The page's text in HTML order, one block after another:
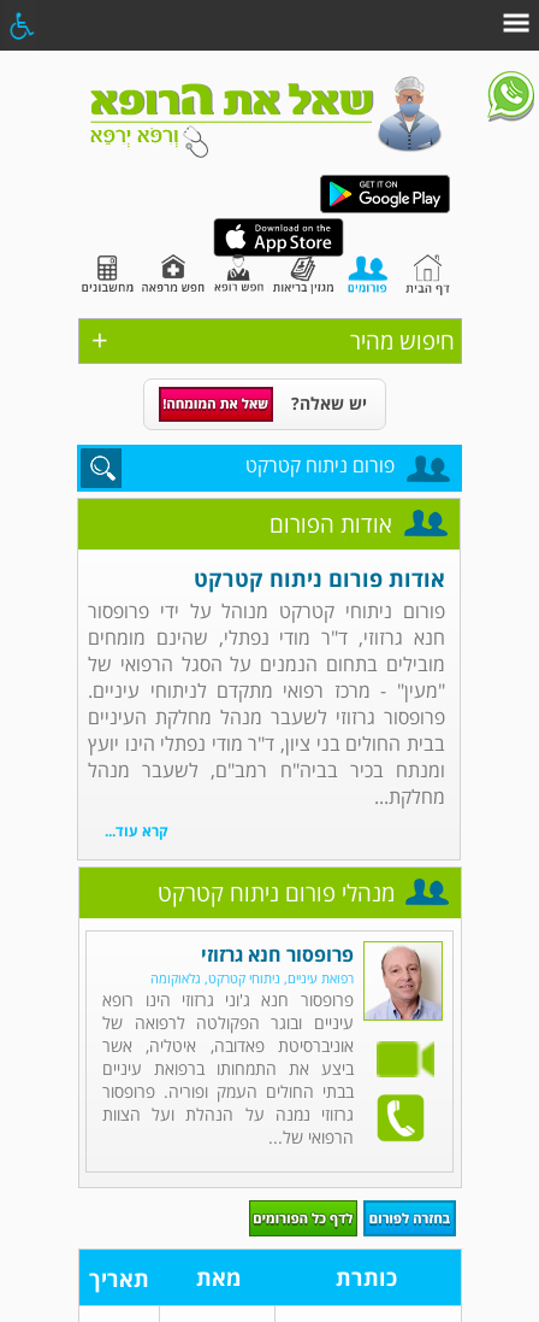
+ חיפוש מהיר
יש שאלה?
פורום ניתוח קטרקט
אודות הפורום
אודות פורום ניתוח קטרקט
פורום ניתוחי קטרקט מנוהל על ידי פרופסור
חנא גרזוזי, ד"ר מודי נפתלי, שהינם מומחים
מובילים בתחום הנמנים על הסגל הרפואי של
"מעין" - מרכז רפואי מתקדם לניתוחי עיניים.
פרופסור גרזוזי לשעבר מנהל מחלקת העיניים
בבית החולים בני ציון, ד"ר מודי נפתלי הינו יועץ
ומנתח בכיר בביה"ח רמב"ם, לשעבר מנהל
מחלקת...
קרא עוד...
מנהלי פורום ניתוח קטרקט
פרופסור חנא גרזוזי
רפואת עיניים, ניתוחי קטרקט, גלאוקומה
פרופסור חנא ג'וני גרזוזי הינו רופא
עיניים ובוגר הפקולטה לרפואה של
אוניברסיטת פאדובה, איטליה, אשר
ביצע את התמחותו ברפואת עיניים
בבתי החולים העמק ופוריה. פרופסור
גרזוזי נמנה על הנהלת ועל הצוות
הרפואי של...
כותרת מאת תאריך